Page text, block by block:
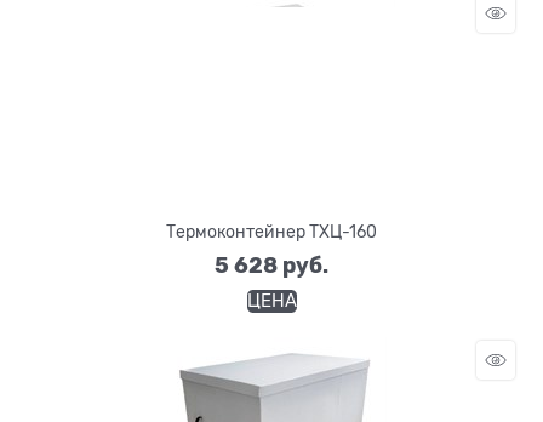
Термоконтейнер ТХЦ-160
5 628 руб.
ЦЕНА